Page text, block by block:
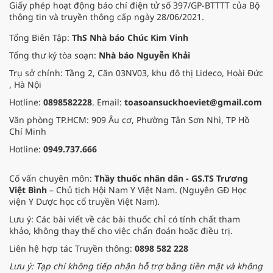
Giấy phép hoạt động báo chí điện tử số 397/GP-BTTTT của Bộ
thông tin và truyền thông cấp ngày 28/06/2021.
Tổng Biên Tập: ThS Nhà báo Chúc Kim Vinh
Tổng thư ký tòa soạn: Nhà báo Nguyễn Khải
Trụ sở chính: Tầng 2, Căn 03NV03, khu đô thị Lideco, Hoài Đức
, Hà Nội
Hotline: 0898582228. Email: toasoansuckhoeviet@gmail.com
Văn phòng TP.HCM: 909 Âu cơ, Phường Tân Sơn Nhì, TP Hồ
Chí Minh
Hotline: 0949.737.666
Cố vấn chuyên môn: Thầy thuốc nhân dân - GS.TS Trương
Việt Bình – Chủ tịch Hội Nam Y Việt Nam. (Nguyên GĐ Học
viện Y Dược học cổ truyền Việt Nam).
Lưu ý: Các bài viết về các bài thuốc chỉ có tính chất tham
khảo, không thay thế cho việc chẩn đoán hoặc điều trị.
Liên hệ hợp tác Truyền thông: 0898 582 228
Lưu ý: Tạp chí không tiếp nhận hỗ trợ bằng tiền mặt và không